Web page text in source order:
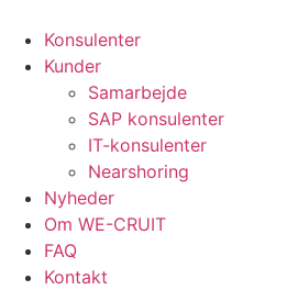
indhold
Konsulenter
Kunder
Samarbejde
SAP konsulenter
IT-konsulenter
Nearshoring
Nyheder
Om WE-CRUIT
FAQ
Kontakt